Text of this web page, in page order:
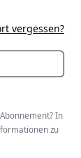
vergessen?
In
zu